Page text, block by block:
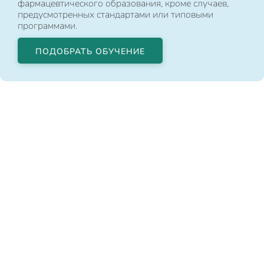
фармацевтического образования, кроме случаев,
предусмотренных стандартами или типовыми
программами.
ПОДОБРАТЬ ОБУЧЕНИЕ